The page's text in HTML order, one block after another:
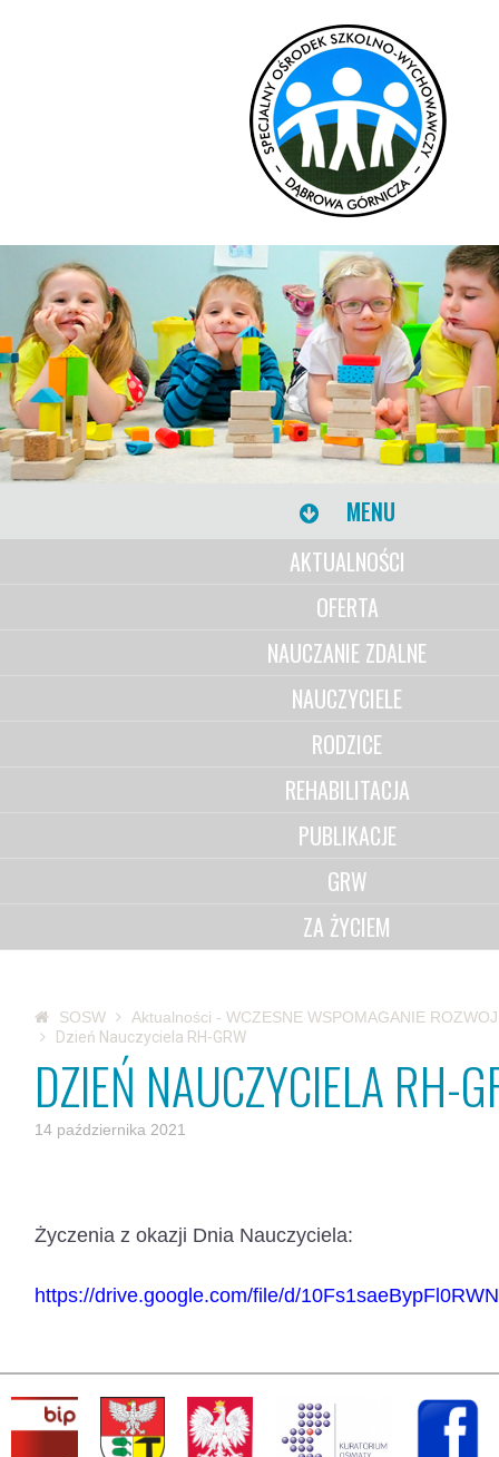
MENU
AKTUALNOŚCI
OFERTA
NAUCZANIE ZDALNE
NAUCZYCIELE
RODZICE
REHABILITACJA
PUBLIKACJE
GRW
ZA ŻYCIEM
SOSW
Aktualności - WCZESNE WSPOMAGANIE
Dzień Nauczyciela RH-GRW
DZIEŃ NAUCZYCIELA RH-
14 października 2021
Życzenia z okazji Dnia Nauczyciela:
https://drive.google.com/file/d/